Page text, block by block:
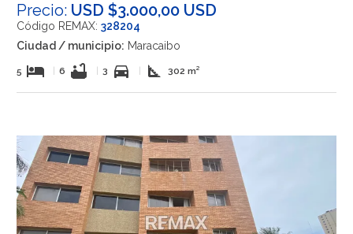
Precio: USD $3.000,00 USD
Código REMAX: 328204
Ciudad / municipio: Maracaibo
5 hotel 6 bathtub 3 directions_car square_foot 302 m²